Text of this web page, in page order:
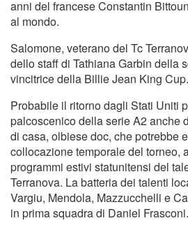
anni del francese Constantin
al mondo.
Salomone, veterano del Tc
dello staff di Tathiana Garbin della
vincitrice della Billie Jean King Cup.
Probabile il ritorno dagli Stati Uniti
palcoscenico della serie A2 anche
di casa, olbiese doc, che potrebbe
collocazione temporale del torneo,
programmi estivi statunitensi del
Terranova. La batteria dei talenti
Vargiu, Mendola, Mazzucchelli e
in prima squadra di Daniel Frasconi.